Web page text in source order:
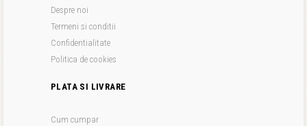
Despre noi
Termeni si conditii
Confidentialitate
Politica de cookies
PLATA SI LIVRARE
Cum cumpar